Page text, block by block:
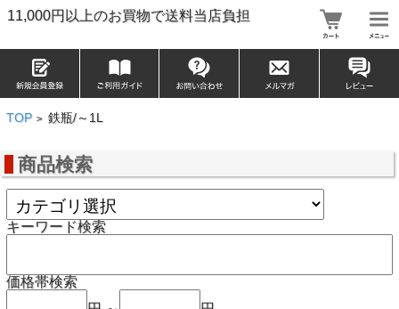
11,000円以上のお買物で送料当店負担
TOP > 鉄瓶/～1L
商品検索
キーワード検索
価格帯検索